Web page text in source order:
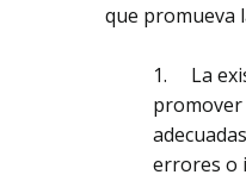
que promueva
1. La
promover
errores o